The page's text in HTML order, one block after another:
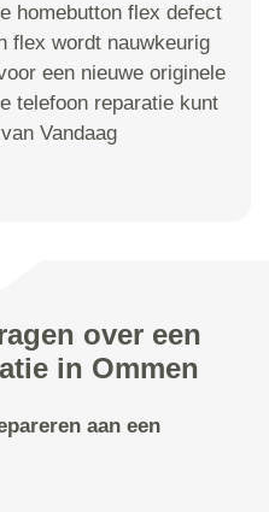
homebutton flex defect
flex wordt nauwkeurig
een nieuwe originele
telefoon reparatie kunt
Vandaag
over een
in Ommen
aan een